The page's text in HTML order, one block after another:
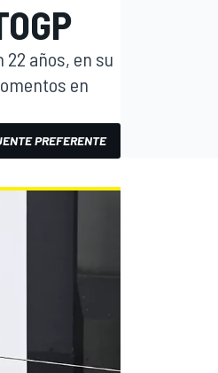
años, en su
en
PREFERENTE